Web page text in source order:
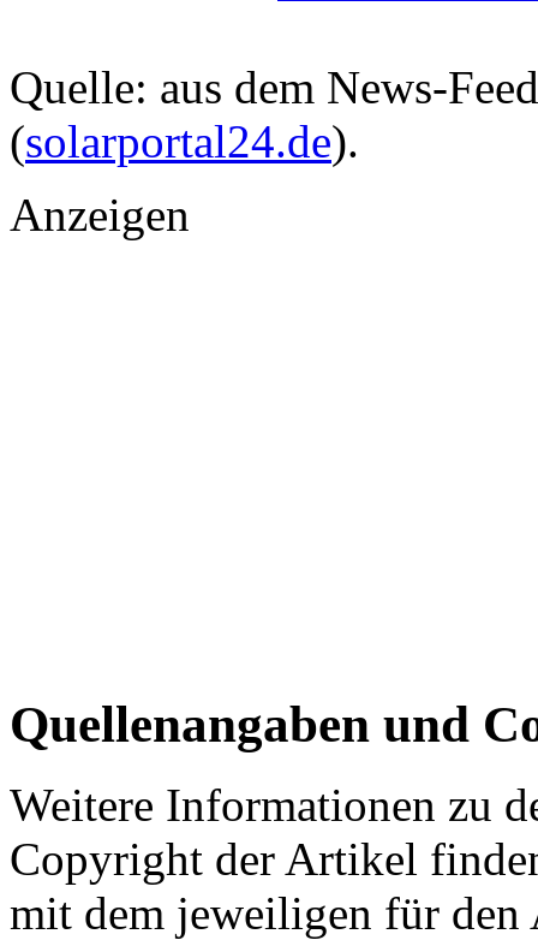
Quelle: aus dem News-
(solarportal24.de).
Anzeigen
Quellenangaben und
Weitere Informationen zu
Copyright der Artikel
mit dem jeweiligen für